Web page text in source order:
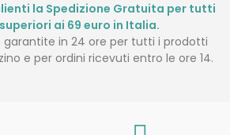
la Spedizione Gratuita per tutti
ai 69 euro in Italia.
garantite in 24 ore per tutti i prodotti
e per ordini ricevuti entro le ore 14.